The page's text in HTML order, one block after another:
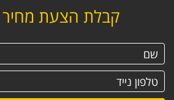
קבלת הצעת מחיר